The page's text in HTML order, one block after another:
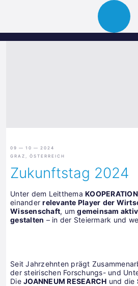
Graz
09 — 10 — 2024
GRAZ, ÖSTERREICH
Zukunftstag 2024
Unter dem Leitthema KOOPERATION
einanderrelevante Player der
Wissenschaft, umgemeinsam
gestalten – in der Steiermark und
Seit Jahrzehnten prägt
der steirischen Forschungs- und
Die JOANNEUM RESEARCH und die